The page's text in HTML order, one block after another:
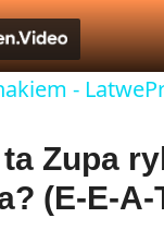
-
Zupa
(E-E-A-